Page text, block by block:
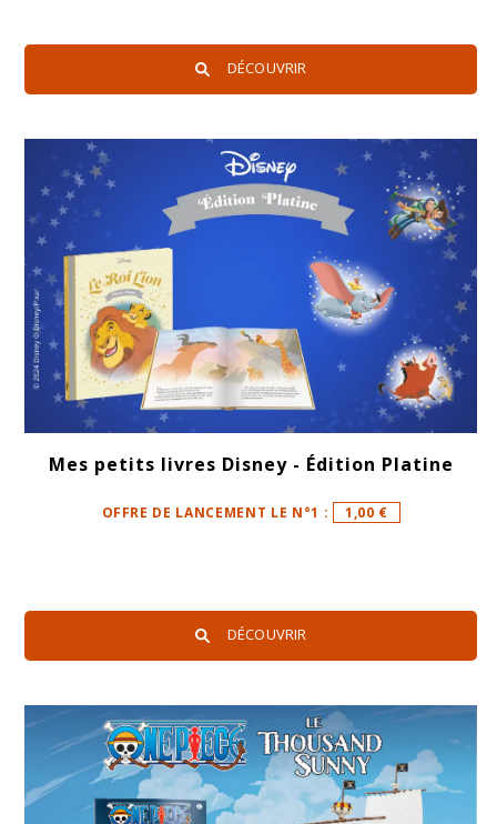
DÉCOUVRIR
Mes petits livres Disney - Édition Platine
OFFRE DE LANCEMENT LE N°1 : 1,00 €
DÉCOUVRIR